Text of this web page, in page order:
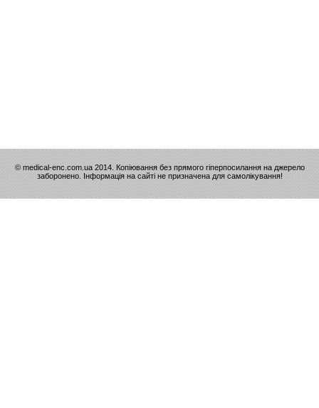
© medical-enc.com.ua 2014. Копіювання без прямого гіперпосилання на джерело
заборонено. Інформація на сайті не призначена для самолікування!